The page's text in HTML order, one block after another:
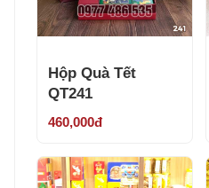
Hộp Quà Tết
QT241
460,000đ